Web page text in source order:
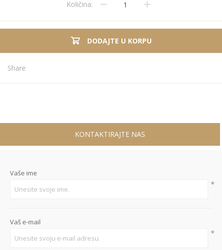
Količina:
DODAJTE U KORPU
Share
KONTAKTIRAJTE NAS
Vaše ime
*
Vaš e-mail
*